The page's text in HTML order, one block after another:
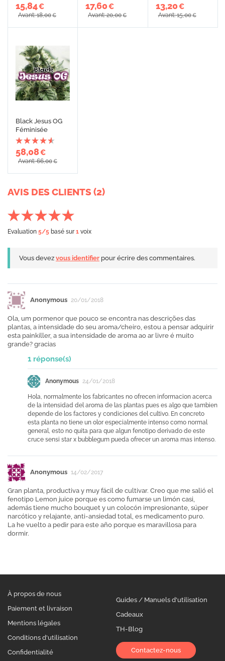
15,84€
Avant: 18,00€
17,60€
Avant: 20,00€
13,20€
Avant: 15,00€
Black Jesus OG
Féminisée
58,08€
Avant: 66,00€
AVIS DES CLIENTS (2)
Evaluation 5/5 basé sur1 voix
Vous devez vous identifier pour écrire des commentaires.
Anonymous 20/01/2018
Ola, um pormenor que pouco se encontra nas descrições das
plantas, a intensidade do seu aroma/cheiro, estou a pensar adquirir
esta painkiller, a sua intensidade de aroma ao ar livre é muito
grande? gracias
1 réponse(s)
Anonymous 24/01/2018
Hola, normalmente los fabricantes no ofrecen informacion acerca
de la intensidad del aroma de las plantas pues es algo que tambien
depende de los factores y condiciones del cultivo. En concreto
esta planta no tiene un olor especialmente intenso como normal
general, esto no quita para que algun fenotipo derivado de este
cruce sensi star x bubblegum pueda ofrecer un aroma mas intenso.
Anonymous 14/02/2017
Gran planta, productiva y muy fácil de cultivar. Creo que me salió el
fenotipo Lemon juice porque es como fumarse un limón casi,
además tiene mucho bouquet y un colocón impresionante, súper
narcótico y relajante, anti-ansiedad total, es medicamento puro.
La he vuelto a pedir para este año porque es maravillosa para
dormir.
À propos de nous
Paiement et livraison
Mentions légales
Conditions d'utilisation
Confidentialité
Guides / Manuels d'utilisation
Cadeaux
TH-Blog
Contactez-nous